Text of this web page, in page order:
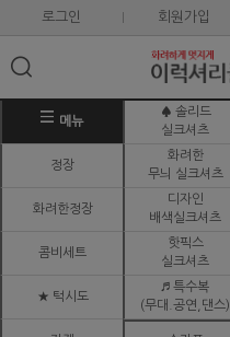
로그인 회원가입
메뉴
♠ 솔리드
실크셔츠
정장
화려한
무늬 실크셔츠
화려한정장
디자인
배색실크셔츠
콤비세트
핫픽스
실크셔츠
★ 턱시도
♬ 특수복
(무대.공연,댄스)